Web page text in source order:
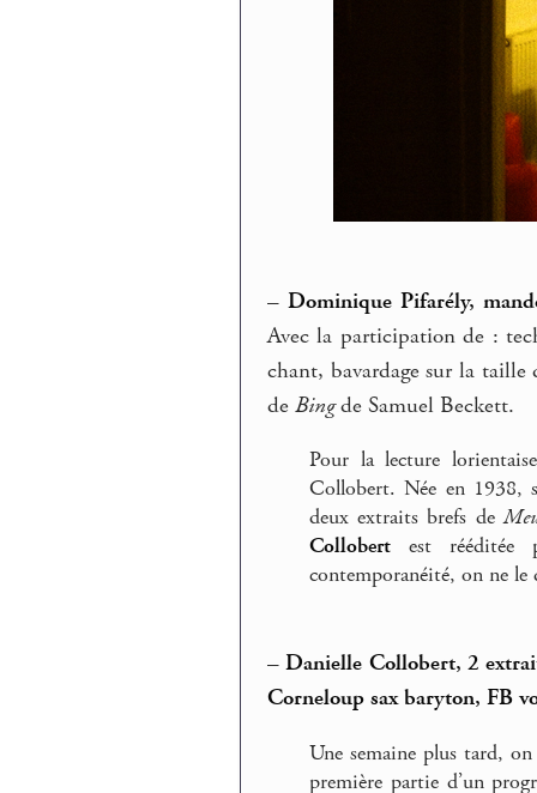
– Dominique Pifarély,
Avec la participation de :
chant, bavardage sur la taille
deBingde Samuel Beckett.
Pour la lecture
Collobert. Née en 1938,
deux extraits brefs de
Collobert est rééditée
contemporanéité, on ne le
– Danielle Collobert, 2
Corneloup sax baryton, FB
Une semaine plus tard,
première partie d’un